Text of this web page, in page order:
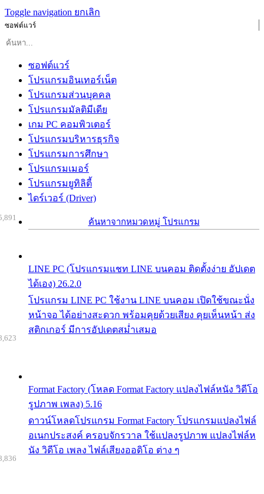
Toggle navigation ยกเลิก
ซอฟต์แวร์
ซอฟต์แวร์
โปรแกรมอินเทอร์เน็ต
โปรแกรมส่วนบุคคล
โปรแกรมมัลติมีเดีย
เกม PC คอมพิวเตอร์
โปรแกรมบริหารธุรกิจ
โปรแกรมการศึกษา
โปรแกรมเมอร์
โปรแกรมยูทิลิตี้
ไดร์เวอร์ (Driver)
ค้นหาจากหมวดหมู่ โปรแกรม
LINE PC (โปรแกรมแชท LINE บนคอม ติดตั้งง่าย อัปเดต
ได้เอง) 26.2.0
โปรแกรม LINE PC ใช้งาน LINE บนคอม เปิดใช้ขณะนั่ง
หน้าจอ ได้อย่างสะดวก พร้อมคุยด้วยเสียง คุยเห็นหน้า ส่ง
สติกเกอร์ มีการอัปเดตสม่ำเสมอ
Format Factory (โหลด Format Factory แปลงไฟล์หนัง วิดีโอ
รูปภาพ เพลง) 5.16
ดาวน์โหลดโปรแกรม Format Factory โปรแกรมแปลงไฟล์
อเนกประสงค์ ครอบจักรวาล ใช้แปลงรูปภาพ แปลงไฟล์ห
นัง วิดีโอ เพลง ไฟล์เสียงออดิโอ ต่าง ๆ